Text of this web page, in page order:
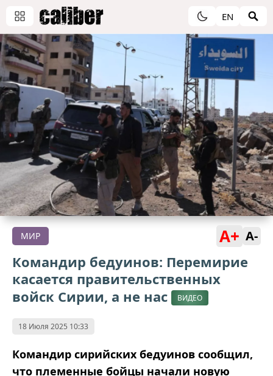
EN
МИР A+ A-
Командир бедуинов: Перемирие
касается правительственных
войск Сирии, а не нас
ВИДЕО
18 Июля 2025 10:33
Командир сирийских бедуинов сообщил,
что племенные бойцы начали новую